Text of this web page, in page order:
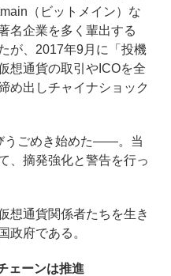
（ビットメイン）な
名企業を多く輩出する
が、2017年9月に「投機
想通貨の取引やICOを全
め出しチャイナショック
うごめき始めた——。当
、摘発強化と警告を行っ
想通貨関係者たちを生き
政府である。
ェーンは推進